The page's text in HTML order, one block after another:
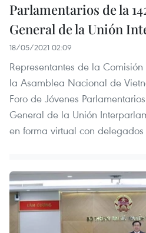
Parlamentarios de la
General de la Unión
18/05/2021 02:09
Representantes de la
la Asamblea Nacional de
Foro de Jóvenes
General de la Unión
en forma virtual con